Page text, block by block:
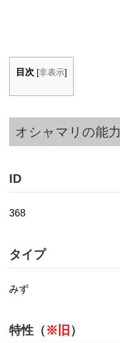
目次 [非表示]
オシャマリの能力
ID
368
タイプ
みず
特性（※旧 ）